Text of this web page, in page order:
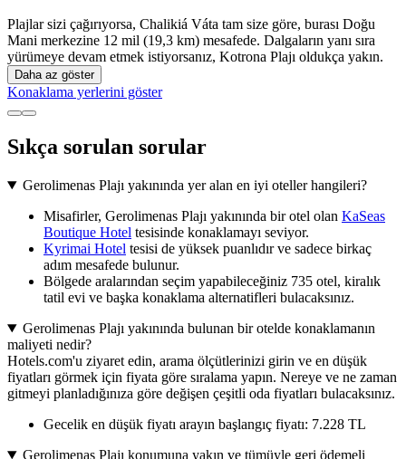
Plajlar sizi çağırıyorsa, Chalikiá Váta tam size göre, burası Doğu
Mani merkezine 12 mil (19,3 km) mesafede. Dalgaların yanı sıra
yürümeye devam etmek istiyorsanız, Kotrona Plajı oldukça yakın.
Daha az göster
Konaklama yerlerini göster
Sıkça sorulan sorular
Gerolimenas Plajı yakınında yer alan en iyi oteller hangileri?
Misafirler, Gerolimenas Plajı yakınında bir otel olan KaSeas
Boutique Hotel tesisinde konaklamayı seviyor.
Kyrimai Hotel tesisi de yüksek puanlıdır ve sadece birkaç
adım mesafede bulunur.
Bölgede aralarından seçim yapabileceğiniz 735 otel, kiralık
tatil evi ve başka konaklama alternatifleri bulacaksınız.
Gerolimenas Plajı yakınında bulunan bir otelde konaklamanın
maliyeti nedir?
Hotels.com'u ziyaret edin, arama ölçütlerinizi girin ve en düşük
fiyatları görmek için fiyata göre sıralama yapın. Nereye ve ne zaman
gitmeyi planladığınıza göre değişen çeşitli oda fiyatları bulacaksınız.
Gecelik en düşük fiyatı arayın başlangıç fiyatı: 7.228 TL
Gerolimenas Plajı konumuna yakın ve tümüyle geri ödemeli